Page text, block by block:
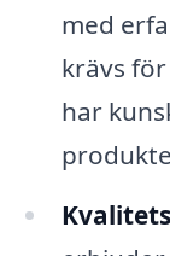
med
krävs
har